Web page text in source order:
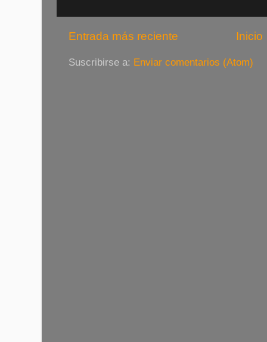
Entrada más reciente Inicio
Suscribirse a: Enviar comentarios (Atom)